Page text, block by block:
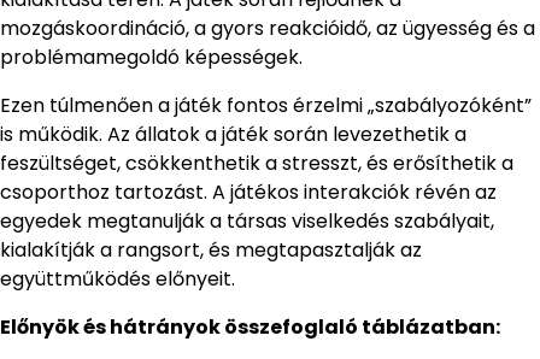
mozgáskoordináció, a gyors reakcióidő, az ügyesség és a
problémamegoldó képességek.
Ezen túlmenően a játék fontos érzelmi „szabályozóként”
is működik. Az állatok a játék során levezethetik a
feszültséget, csökkenthetik a stresszt, és erősíthetik a
csoporthoz tartozást. A játékos interakciók révén az
egyedek megtanulják a társas viselkedés szabályait,
kialakítják a rangsort, és megtapasztalják az
együttműködés előnyeit.
Előnyök és hátrányok összefoglaló táblázatban: